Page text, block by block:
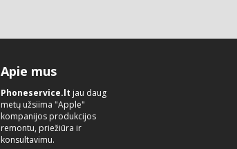
Apie mus
Phoneservice.lt jau daug
metų užsiima "Apple"
kompanijos produkcijos
remontu, priežiūra ir
konsultavimu.